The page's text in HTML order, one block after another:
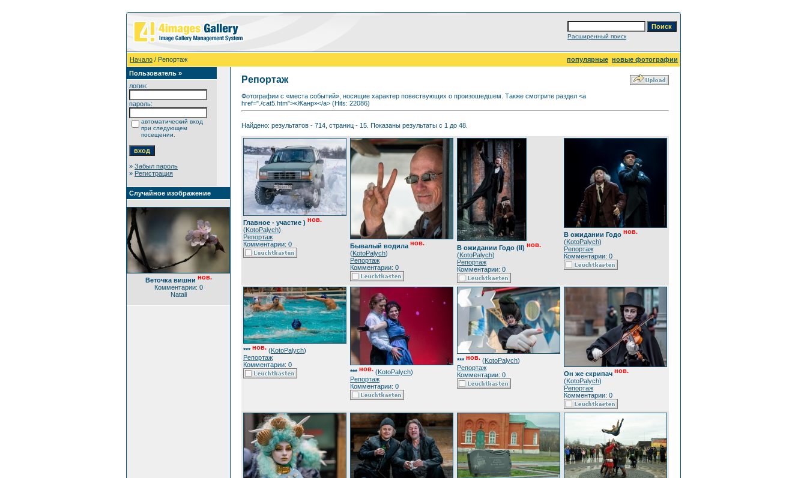
Расширенный поиск
Начало / Репортаж популярные новые фотографии
Пользователь »
логин:
пароль:
автоматический вход
при следующем
посещении.
» Забыл пароль
» Регистрация
Случайное изображение
Веточка вишни нов.
Комментарии: 0
Natali
Репортаж
Фотографии с «места событий», носящие характер повествующих о произошедшем. Также смотрите раздел <a
href="./cat5.htm">«Жанр»</a> (Hits: 22086)
Найдено: результатов - 714, страниц - 15. Показаны результаты с 1 до 48.
Главное - участие ) нов.
(KotoPalych)
Репортаж
Комментарии: 0
Бывалый водила нов.
(KotoPalych)
Репортаж
Комментарии: 0
В ожидании Годо (II) нов.
(KotoPalych)
Репортаж
Комментарии: 0
В ожидании Годо нов.
(KotoPalych)
Репортаж
Комментарии: 0
*** нов. (KotoPalych)
Репортаж
Комментарии: 0
*** нов. (KotoPalych)
Репортаж
Комментарии: 0
*** нов. (KotoPalych)
Репортаж
Комментарии: 0
Он же скрипач нов.
(KotoPalych)
Репортаж
Комментарии: 0